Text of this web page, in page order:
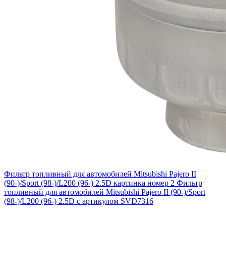
Фильтр топливный для автомобилей Mitsubishi Pajero II
(90-)/Sport (98-)/L200 (96-) 2.5D картинка номер 2 Фильтр
топливный для автомобилей Mitsubishi Pajero II (90-)/Sport
(98-)/L200 (96-) 2.5D с артикулом SVD7316